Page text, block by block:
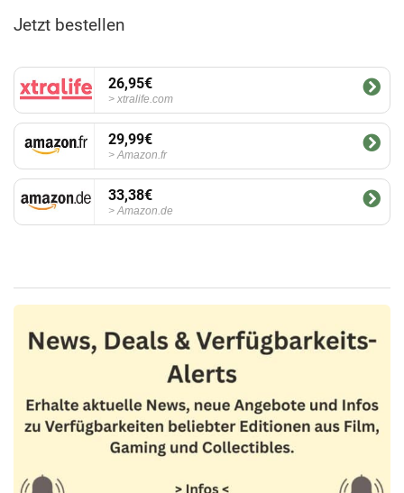
Jetzt bestellen
26,95€
xtralife.com
29,99€
Amazon.fr
33,38€
Amazon.de